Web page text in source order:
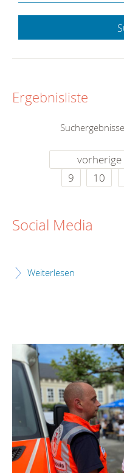
Ergebnisliste
vorherige
9
10
Social Media
Weiterlesen